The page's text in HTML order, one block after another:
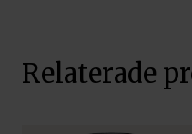
Relaterade